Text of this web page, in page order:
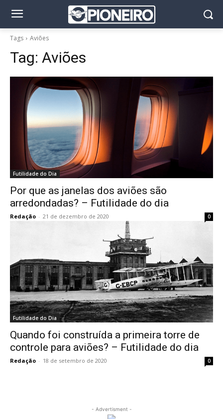
Tags Aviões
Tag: Aviões
Futilidade do Dia
Por que as janelas dos aviões são
arredondadas? – Futilidade do dia
Redação - 21 de dezembro de 2020 0
Futilidade do Dia
Quando foi construída a primeira torre de
controle para aviões? – Futilidade do dia
Redação - 18 de setembro de 2020 0
- Advertisment -